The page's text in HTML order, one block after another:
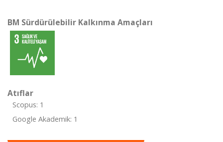
BM Sürdürülebilir Kalkınma Amaçları
Atıflar
Scopus: 1
Google Akademik: 1